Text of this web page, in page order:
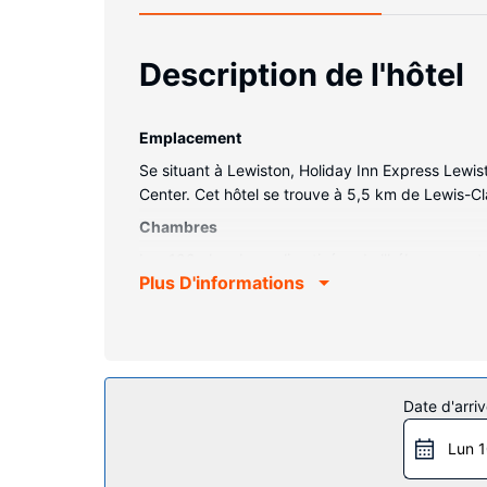
Description de l'hôtel
Emplacement
Se situant à Lewiston, Holiday Inn Express
Center. Cet hôtel se trouve à 5,5 km de Lewis-
Chambres
avec chaînes par câble assure votre
Ne ratez pas l'occasion de vous détendre en
fitness ouverte 24 h/24. Cet hôtel propose
Plus D'informations
Date
Lun